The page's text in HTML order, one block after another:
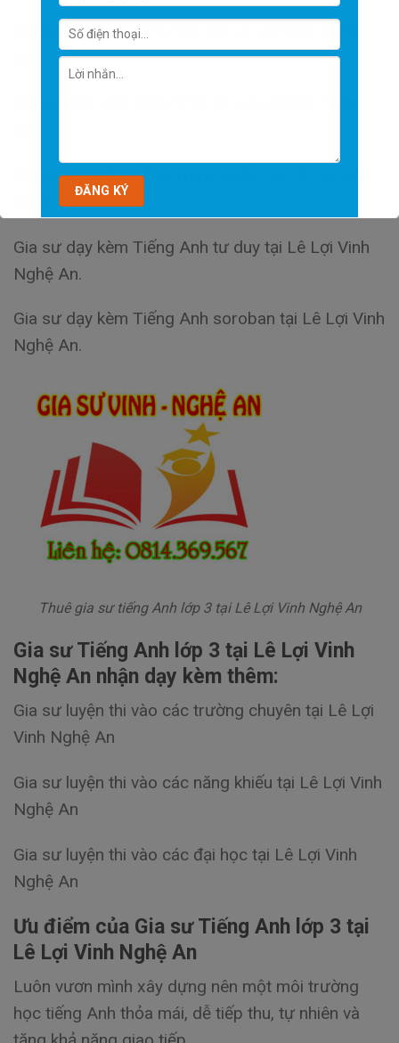
Gia sư dạy kèm tiếng Hàn tại Lê Lợi Vinh Nghệ
Gia sư dạy kèm tiếng Trung Quốc tại Lê Lợi Vinh
Nghệ An.
Gia sư dạy kèm Tiếng Anh tư duy tại Lê Lợi Vinh
Nghệ An.
Gia sư dạy kèm Tiếng Anh soroban tại Lê Lợi Vinh
Nghệ An.
Thuê gia sư tiếng Anh lớp 3 tại Lê Lợi Vinh Nghệ An
Gia sư Tiếng Anh lớp 3 tại Lê Lợi Vinh
Nghệ An nhận dạy kèm thêm:
Gia sư luyện thi vào các trường chuyên tại Lê Lợi
Vinh Nghệ An
Gia sư luyện thi vào các năng khiếu tại Lê Lợi Vinh
Nghệ An
Gia sư luyện thi vào các đại học tại Lê Lợi Vinh
Nghệ An
Ưu điểm của Gia sư Tiếng Anh lớp 3 tại
Lê Lợi Vinh Nghệ An
Luôn vươn mình xây dựng nên một môi trường
học tiếng Anh thỏa mái, dễ tiếp thu, tự nhiên và